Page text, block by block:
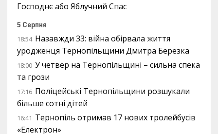
Господнє або Яблучний Спас
5 Серпня
18:54 Назавжди 33: війна обірвала життя
уродженця Тернопільщини Дмитра Березка
18:00 У четвер на Тернопільщині – сильна спека
та грози
17:16 Поліцейські Тернопільщини розшукали
більше сотні дітей
16:41 Тернопіль отримав 17 нових тролейбусів
«Електрон»